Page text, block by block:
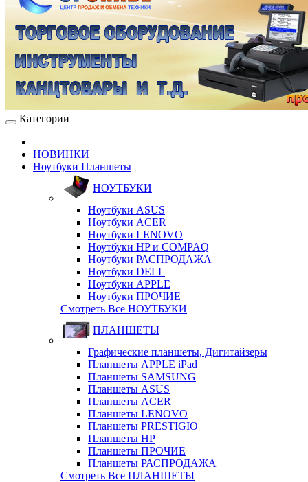
Категории
НОВИНКИ
Ноутбуки Планшеты
НОУТБУКИ
Ноутбуки ASUS
Ноутбуки ACER
Ноутбуки LENOVO
Ноутбуки HP и COMPAQ
Ноутбуки РАСПРОДАЖА
Ноутбуки DELL
Ноутбуки APPLE
Ноутбуки ПРОЧИЕ
Смотреть Все НОУТБУКИ
ПЛАНШЕТЫ
Графические планшеты, Дигитайзеры
Планшеты APPLE iPad
Планшеты SAMSUNG
Планшеты ASUS
Планшеты ACER
Планшеты LENOVO
Планшеты PRESTIGIO
Планшеты HP
Планшеты ПРОЧИЕ
Планшеты РАСПРОДАЖА
Смотреть Все ПЛАНШЕТЫ